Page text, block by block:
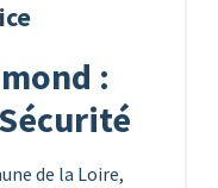
:
de la Loire,